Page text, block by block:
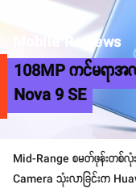
Mobile Reviews
108MP ကင်မရာအလှ
Nova 9 SE
Mid-Range စမတ်ဖုန်းတ
Camera သုံးလာခြင်းက